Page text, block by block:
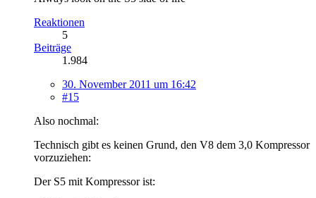
Reaktionen
5
Beiträge
1.984
30. November 2011 um 16:42
#15
Also nochmal:
Technisch gibt es keinen Grund, den V8 dem 3,0 Kompressor
vorzuziehen:
Der S5 mit Kompressor ist: